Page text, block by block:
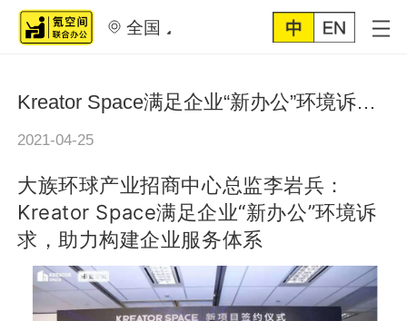
全国
Kreator Space满足企业“新办公”环境诉求，助力构建企业服务体系
2021-04-25
大族环球产业招商中心总监李岩兵：
Kreator Space满足企业“新办公”环境诉
求，助力构建企业服务体系